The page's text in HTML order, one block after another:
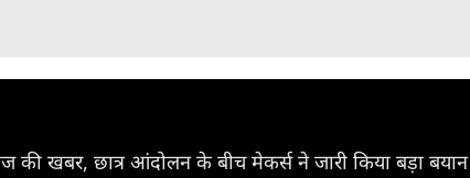
की खबर, छात्र आंदोलन के बीच मेकर्स ने जारी किया बड़ा बयान